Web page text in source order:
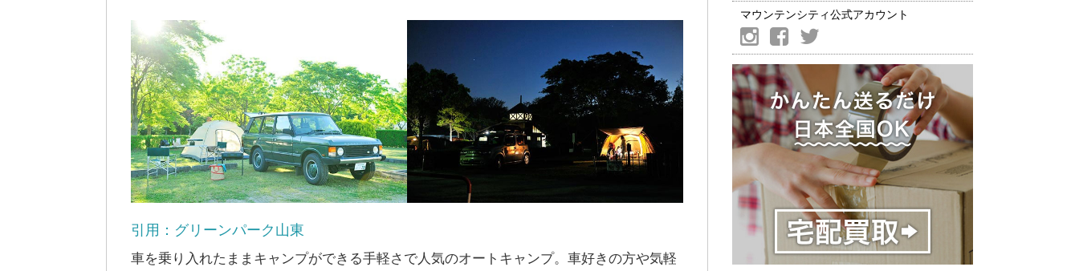
引用：グリーンパーク山東
車を乗り入れたままキャンプができる手軽さで人気のオートキャンプ。車好きの方や気軽
マウンテンシティ公式アカウント